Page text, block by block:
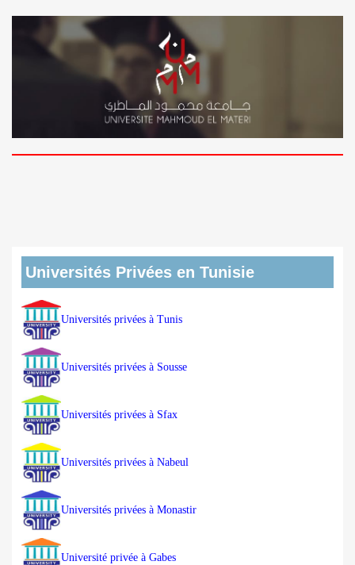
Universités Privées en Tunisie
Universités privées à Tunis
Universités privées à Sousse
Universités privées à Sfax
Universités privées à Nabeul
Universités privées à Monastir
Université privée à Gabes